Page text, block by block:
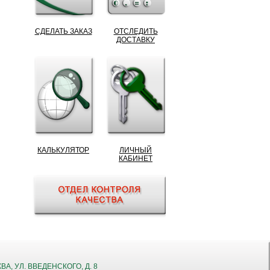
СДЕЛАТЬ ЗАКАЗ
ОТСЛЕДИТЬ
ДОСТАВКУ
КАЛЬКУЛЯТОР
ЛИЧНЫЙ
КАБИНЕТ
УЛ. ВВЕДЕНСКОГО, Д. 8